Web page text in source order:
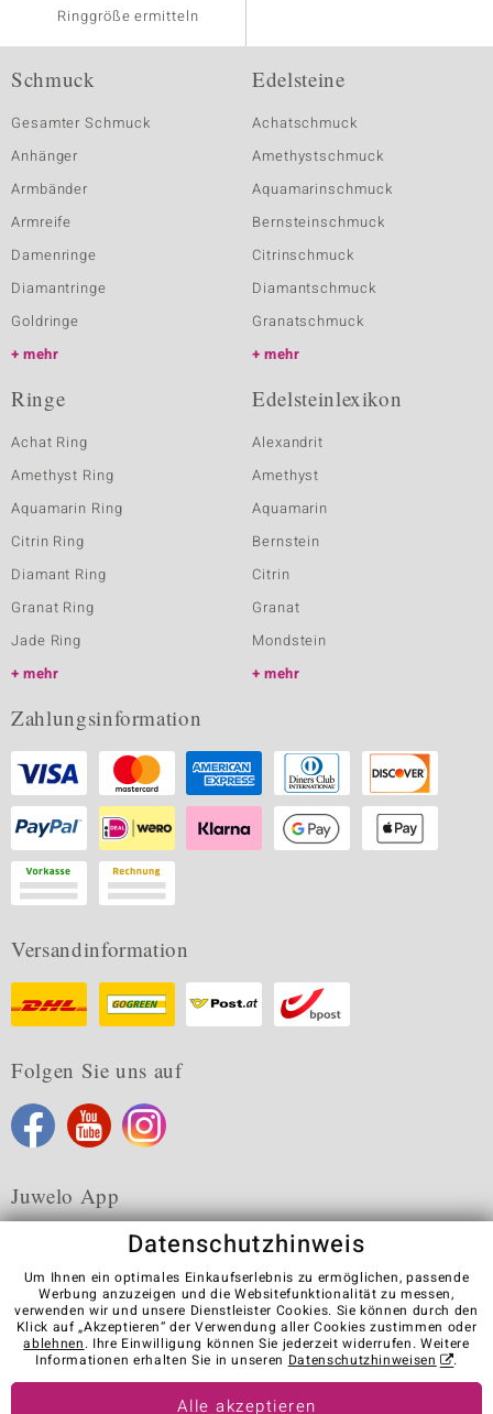
Ringgröße ermitteln
Schmuck
Gesamter Schmuck
Anhänger
Armbänder
Armreife
Damenringe
Diamantringe
Goldringe
mehr
Edelsteine
Achatschmuck
Amethystschmuck
Aquamarinschmuck
Bernsteinschmuck
Citrinschmuck
Diamantschmuck
Granatschmuck
mehr
Ringe
Achat Ring
Amethyst Ring
Aquamarin Ring
Citrin Ring
Diamant Ring
Granat Ring
Jade Ring
mehr
Edelsteinlexikon
Alexandrit
Amethyst
Aquamarin
Bernstein
Citrin
Granat
Mondstein
mehr
Zahlungsinformation
Versandinformation
Folgen Sie uns auf
Juwelo App
Karriere AGB Datenschutz Cookies
Impressum
Kontakt
Vertrag widerrufen
Visit our stores in other countries:
Datenschutzhinweis
Um Ihnen ein optimales Einkaufserlebnis zu ermöglichen, passende
Werbung anzuzeigen und die Websitefunktionalität zu messen,
verwenden wir und unsere Dienstleister Cookies. Sie können durch den
Klick auf „Akzeptieren“ der Verwendung aller Cookies zustimmen oder
ablehnen. Ihre Einwilligung können Sie jederzeit widerrufen. Weitere
Informationen erhalten Sie in unseren Datenschutzhinweisen .
Alle akzeptieren